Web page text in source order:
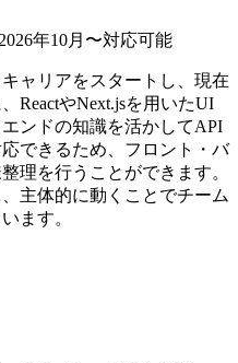
年10月〜対応可能
ャリアをスタートし、現在
ReactやNext.jsを用いたUI
ンドの知識を活かしてAPI
できるため、フロント・バ
理を行うことができます。
主体的に動くことでチーム
ます。